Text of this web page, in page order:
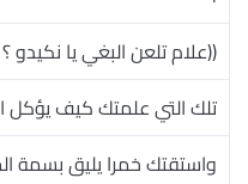
((علام تلعن البغي يا نكيدو ؟
تلك التي علمتك كيف يؤكل
واستقتك خمرا يليق بسمة